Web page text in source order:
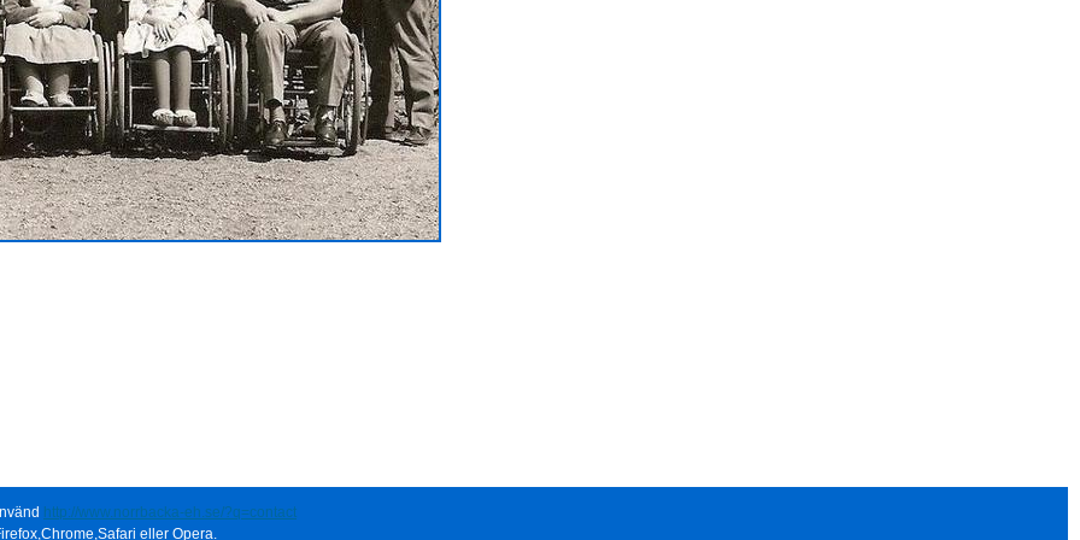
http://www.norrbacka-eh.se/?q=contact
eller Opera.